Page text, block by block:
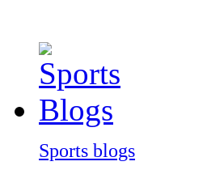
Sports blogs